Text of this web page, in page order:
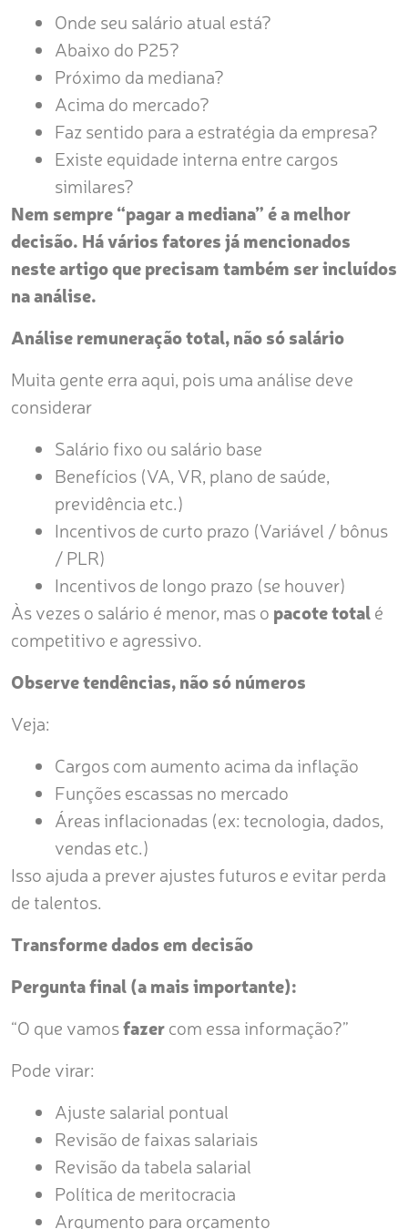
Onde seu salário atual está?
Abaixo do P25?
Próximo da mediana?
Acima do mercado?
Faz sentido para a estratégia da empresa?
Existe equidade interna entre cargos
similares?
Nem sempre “pagar a mediana” é a melhor
decisão. Há vários fatores já mencionados
neste artigo que precisam também ser incluídos
na análise.
Análise remuneração total, não só salário
Muita gente erra aqui, pois uma análise deve
considerar
Salário fixo ou salário base
Benefícios (VA, VR, plano de saúde,
previdência etc.)
Incentivos de curto prazo (Variável / bônus
/ PLR)
Incentivos de longo prazo (se houver)
Às vezes o salário é menor, mas o pacote totalé
competitivo e agressivo.
Observe tendências, não só números
Veja:
Cargos com aumento acima da inflação
Funções escassas no mercado
Áreas inflacionadas (ex: tecnologia, dados,
vendas etc.)
Isso ajuda a prever ajustes futuros e evitar perda
de talentos.
Transforme dados em decisão
Pergunta final (a mais importante):
“O que vamosfazercom essa informação?”
Pode virar:
Ajuste salarial pontual
Revisão de faixas salariais
Revisão da tabela salarial
Política de meritocracia
Argumento para orçamento